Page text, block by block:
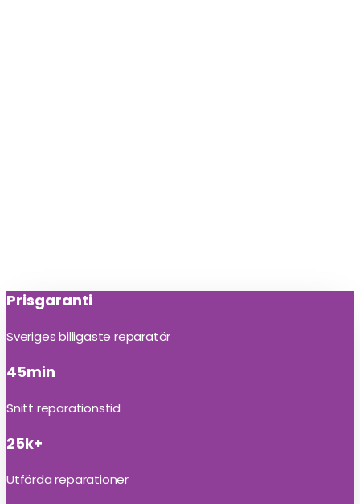
Prisgaranti
Sveriges billigaste reparatör
45min
Snitt reparationstid
25k+
Utförda reparationer